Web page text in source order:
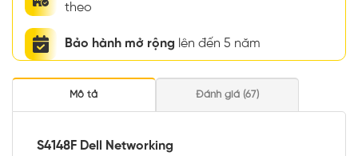
theo
Bảo hành mở rộng lên đến 5 năm
Mô tả Đánh giá (67)
S4148F Dell Networking